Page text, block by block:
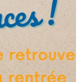
les générations
investissez pour
!
des bachelors, des
technologique et
pro